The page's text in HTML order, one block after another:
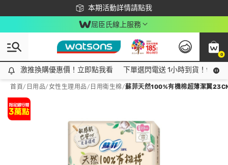
本期活動詳情請點我
下載app最高回饋$350
屈臣氏線上服務
0
激推換購優惠價！立即點我看
激推換購優惠價！立即點我看 下單選閃電送 1小時到貨！領神
首頁/ 日用品/女性生理用品/ 日用衛生棉/蘇菲天然100%有機棉超薄潔翼